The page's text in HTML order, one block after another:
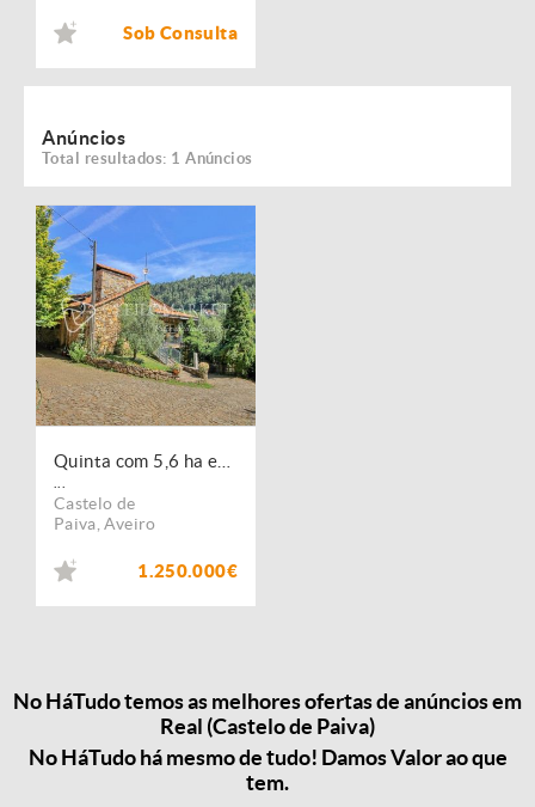
Sob Consulta
Anúncios
Total resultados: 1 Anúncios
Castelo de
Paiva ,Aveiro
1.250.000€
No HáTudo temos as melhores ofertas de anúncios em
Real (Castelo de Paiva)
No HáTudo há mesmo de tudo! Damos Valor ao que
tem.